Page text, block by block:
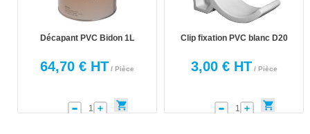
Décapant PVC Bidon 1L
64,70 € HT / Pièce
Clip fixation PVC blanc D20
3,00 € HT / Pièce